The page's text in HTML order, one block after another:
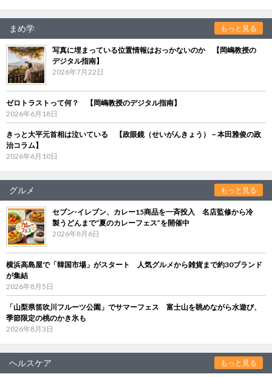
まめ学 もっと見る
写真に埋まっている位置情報はおっかないのか 【岡嶋教授の
デジタル指南】
2026年7月22日
ゼロトラストって何？ 【岡嶋教授のデジタル指南】
2026年6月18日
きっと大平元首相は泣いている 【政眼鏡（せいがんきょう）－本田雅俊の政
治コラム】
2026年6月10日
グルメ もっと見る
セブン‐イレブン、カレー15商品を一斉投入 名店監修から冷
製うどんまで“夏のカレーフェス”を開催中
2026年8月6日
横浜高島屋で「韓国市場」がスタート 人気グルメから雑貨まで約30ブランド
が集結
2026年8月5日
「山梨県笛吹川フルーツ公園」でサマーフェス 富士山を眺めながら水遊び、
季節限定の桃のかき氷も
2026年8月3日
ヘルスケア もっと見る